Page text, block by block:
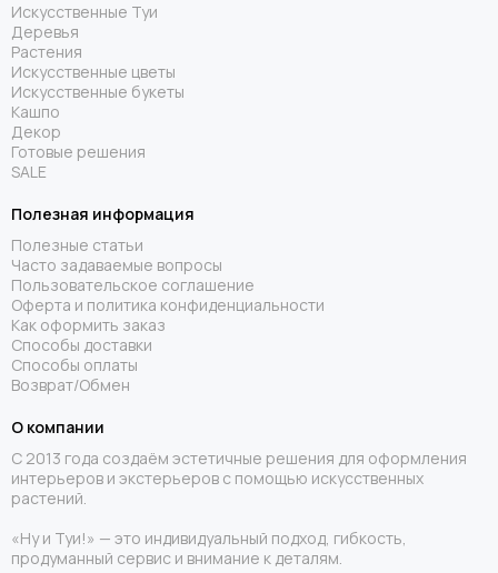
Искусственные Туи
Деревья
Растения
Искусственные цветы
Искусственные букеты
Кашпо
Декор
Готовые решения
SALE
Полезная информация
Полезные статьи
Часто задаваемые вопросы
Пользовательское соглашение
Оферта и политика конфиденциальности
Как оформить заказ
Способы доставки
Способы оплаты
Возврат/Обмен
О компании
С 2013 года создаём эстетичные решения для оформления
интерьеров и экстерьеров с помощью искусственных
растений.
«Ну и Туи!» — это индивидуальный подход, гибкость,
продуманный сервис и внимание к деталям.